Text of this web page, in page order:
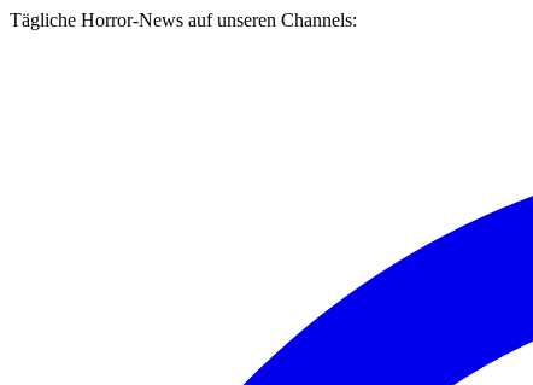
Tägliche Horror-News auf unseren Channels: